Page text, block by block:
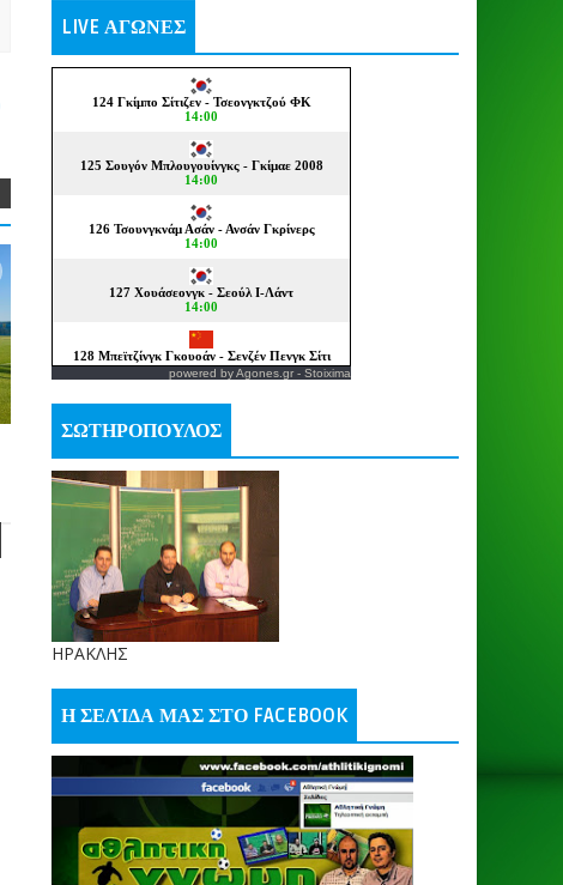
LIVE ΑΓΩΝΕΣ
powered byAgones.gr - Stoixima
ΣΩΤΗΡΟΠΟΥΛΟΣ
ΗΡΑΚΛΗΣ
Η ΣΕΛΊΔΑ ΜΑΣ ΣΤΟ FACEBOOK